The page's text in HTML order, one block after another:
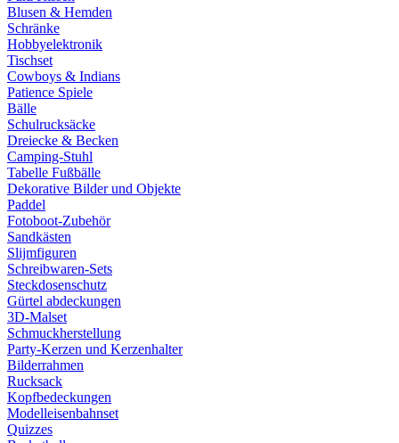
Blusen & Hemden
Schränke
Hobbyelektronik
Tischset
Cowboys & Indians
Patience Spiele
Bälle
Schulrucksäcke
Dreiecke & Becken
Camping-Stuhl
Tabelle Fußbälle
Dekorative Bilder und Objekte
Paddel
Fotoboot-Zubehör
Sandkästen
Slijmfiguren
Schreibwaren-Sets
Steckdosenschutz
Gürtel abdeckungen
3D-Malset
Schmuckherstellung
Party-Kerzen und Kerzenhalter
Bilderrahmen
Rucksack
Kopfbedeckungen
Modelleisenbahnset
Quizzes